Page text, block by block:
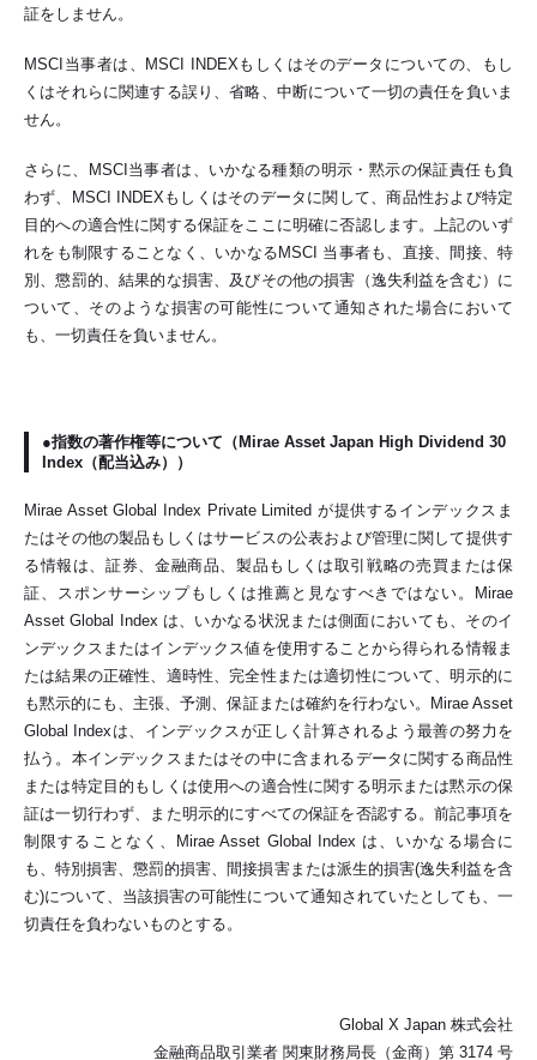
証をしません。
MSCI当事者は、MSCI INDEXもしくはそのデータについての、もし
くはそれらに関連する誤り、省略、中断について一切の責任を負いま
せん。
さらに、MSCI当事者は、いかなる種類の明示・黙示の保証責任も負
わず、MSCI INDEXもしくはそのデータに関して、商品性および特定
目的への適合性に関する保証をここに明確に否認します。上記のいず
れをも制限することなく、いかなるMSCI 当事者も、直接、間接、特
別、懲罰的、結果的な損害、及びその他の損害（逸失利益を含む）に
ついて、そのような損害の可能性について通知された場合において
も、一切責任を負いません。
●指数の著作権等について（Mirae Asset Japan High Dividend 30
Index（配当込み））
Mirae Asset Global Index Private Limited が提供するインデックスま
たはその他の製品もしくはサービスの公表および管理に関して提供す
る情報は、証券、金融商品、製品もしくは取引戦略の売買または保
証、スポンサーシップもしくは推薦と見なすべきではない。Mirae
Asset Global Index は、いかなる状況または側面においても、そのイ
ンデックスまたはインデックス値を使用することから得られる情報ま
たは結果の正確性、適時性、完全性または適切性について、明示的に
も黙示的にも、主張、予測、保証または確約を行わない。Mirae Asset
Global Indexは、インデックスが正しく計算されるよう最善の努力を
払う。本インデックスまたはその中に含まれるデータに関する商品性
または特定目的もしくは使用への適合性に関する明示または黙示の保
証は一切行わず、また明示的にすべての保証を否認する。前記事項を
制限することなく、Mirae Asset Global Index は、いかなる場合に
も、特別損害、懲罰的損害、間接損害または派生的損害(逸失利益を含
む)について、当該損害の可能性について通知されていたとしても、一
切責任を負わないものとする。
Global X Japan 株式会社
金融商品取引業者 関東財務局長（金商）第 3174 号